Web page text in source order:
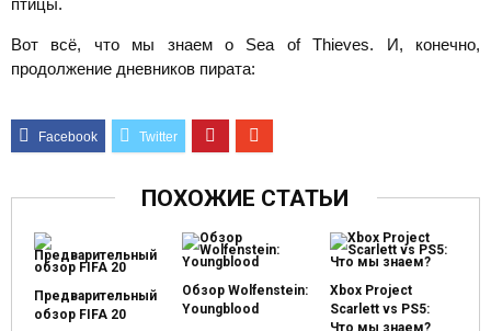
птицы.
Вот всё, что мы знаем о Sea of Thieves. И, конечно,
продолжение дневников пирата:
ПОХОЖИЕ СТАТЬИ
Предварительный
обзор FIFA 20
Обзор Wolfenstein:
Youngblood
Xbox Project
Scarlett vs PS5: